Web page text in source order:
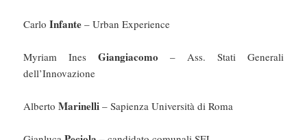
CarloInfante – Urban Experience
Myriam InesGiangiacomo – Ass. Stati Generali
dell’Innovazione
AlbertoMarinelli – Sapienza Università di Roma